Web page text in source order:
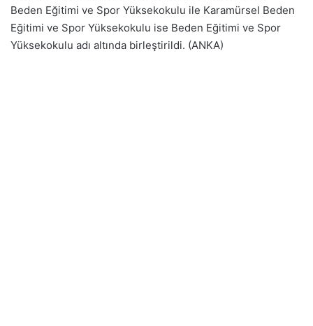
Beden Eğitimi ve Spor Yüksekokulu ile Karamürsel Beden
Eğitimi ve Spor Yüksekokulu ise Beden Eğitimi ve Spor
Yüksekokulu adı altında birleştirildi. (ANKA)